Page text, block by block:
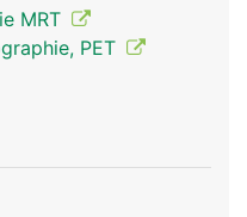
MRT
PET